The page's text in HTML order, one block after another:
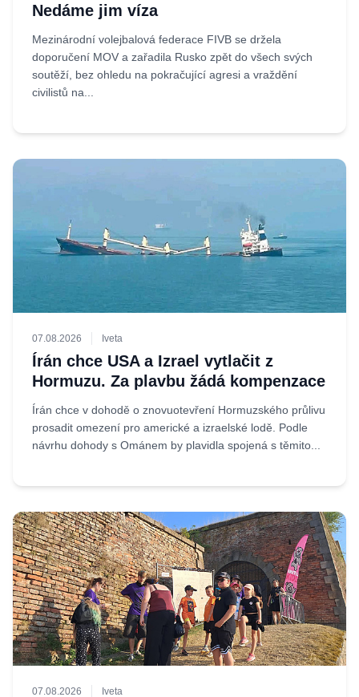
Nedáme jim víza
Mezinárodní volejbalová federace FIVB se držela
doporučení MOV a zařadila Rusko zpět do všech svých
soutěží, bez ohledu na pokračující agresi a vraždění
civilistů na...
07.08.2026 Iveta
Írán chce USA a Izrael vytlačit z
Hormuzu. Za plavbu žádá kompenzace
Írán chce v dohodě o znovuotevření Hormuzského průlivu
prosadit omezení pro americké a izraelské lodě. Podle
návrhu dohody s Ománem by plavidla spojená s těmito...
07.08.2026 Iveta